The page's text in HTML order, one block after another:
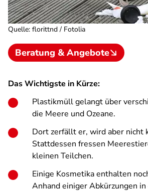
Quelle: florittnd / Fotolia
Beratung & Angebote
Das Wichtigste in Kürze:
Plastikmüll gelangt über
die Meere und Ozeane.
Dort zerfällt er, wird aber nicht
Stattdessen fressen
kleinen Teilchen.
Einige Kosmetika enthalten
Anhand einiger Abkürzungen